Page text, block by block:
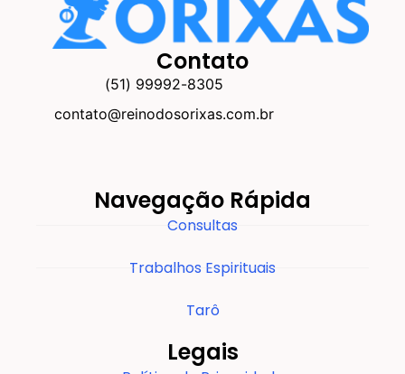
Contato
(51) 99992-8305
contato@reinodosorixas.com.br
Navegação Rápida
Consultas
Trabalhos Espirituais
Tarô
Legais